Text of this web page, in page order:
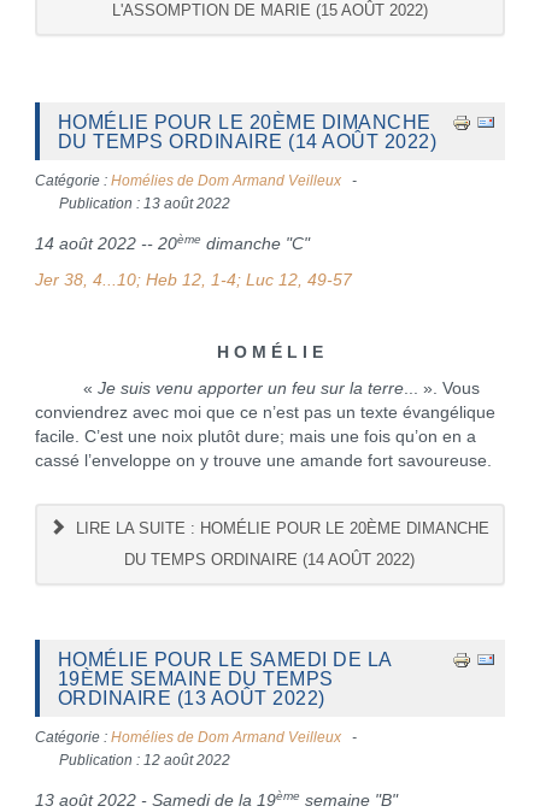
L'ASSOMPTION DE MARIE (15 AOÛT 2022)
HOMÉLIE POUR LE 20ÈME DIMANCHE
DU TEMPS ORDINAIRE (14 AOÛT 2022)
Catégorie : Homélies de Dom Armand Veilleux
Publication : 13 août 2022
14 août 2022 -- 20ème dimanche "C"
Jer 38, 4...10; Heb 12, 1-4; Luc 12, 49-57
H O M É L I E
« Je suis venu apporter un feu sur la terre... ». Vous
conviendrez avec moi que ce n’est pas un texte évangélique
facile. C’est une noix plutôt dure; mais une fois qu’on en a
cassé l’enveloppe on y trouve une amande fort savoureuse.
LIRE LA SUITE : HOMÉLIE POUR LE 20ÈME DIMANCHE
DU TEMPS ORDINAIRE (14 AOÛT 2022)
HOMÉLIE POUR LE SAMEDI DE LA
19ÈME SEMAINE DU TEMPS
ORDINAIRE (13 AOÛT 2022)
Catégorie : Homélies de Dom Armand Veilleux
Publication : 12 août 2022
13 août 2022 - Samedi de la 19ème semaine "B"